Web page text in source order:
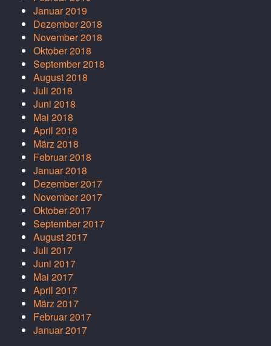
Januar 2019
Dezember 2018
November 2018
Oktober 2018
September 2018
August 2018
Juli 2018
Juni 2018
Mai 2018
April 2018
März 2018
Februar 2018
Januar 2018
Dezember 2017
November 2017
Oktober 2017
September 2017
August 2017
Juli 2017
Juni 2017
Mai 2017
April 2017
März 2017
Februar 2017
Januar 2017